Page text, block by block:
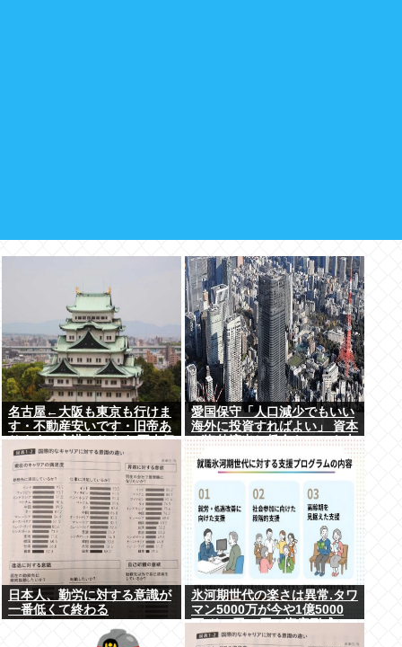
名古屋←大阪も東京も行けま
す・不動産安いです・旧帝あ
ります・空港あります 不人気
な理由
愛国保守「人口減少でもいい
海外に投資すればよい」 資本
が海外流出し賃金もGDPも上
がらず海外が成長
日本人、勤労に対する意識が
一番低くて終わる
氷河期世代の楽さは異常.タワ
マン5000万が今や1億5000
万.ドル円80円で資産形成.マ
ジで楽な世代だったな